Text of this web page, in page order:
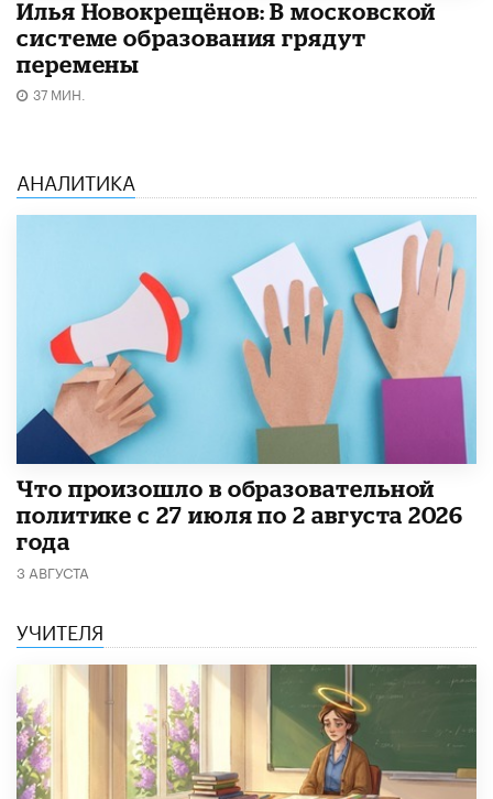
Илья Новокрещёнов: В московской
системе образования грядут
перемены
37 МИН.
АНАЛИТИКА
​Что произошло в образовательной
политике с 27 июля по 2 августа 2026
года
3 АВГУСТА
УЧИТЕЛЯ